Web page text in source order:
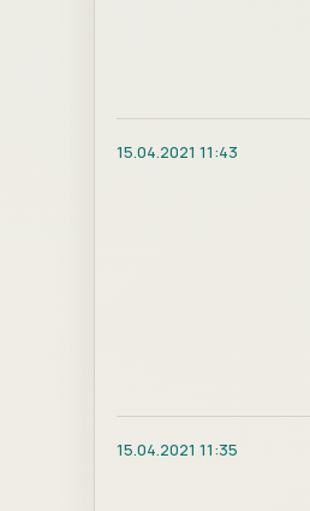
15.04.2021 11:43
15.04.2021 11:35